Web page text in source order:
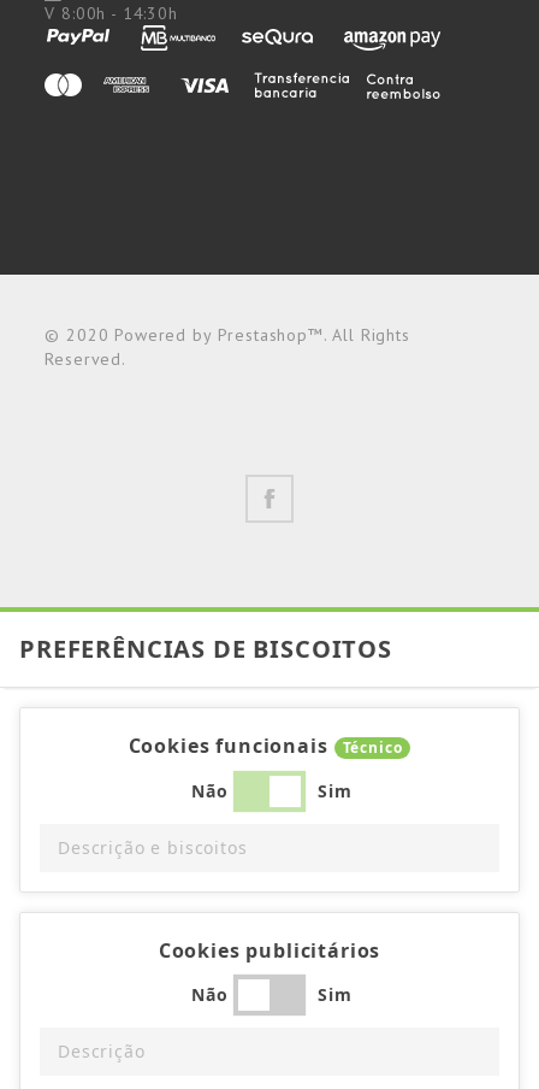
V 8:00h - 14:30h
© 2020 Powered by Prestashop™. All Rights
Reserved.
PREFERÊNCIAS DE BISCOITOS
Cookies funcionais Técnico
Não Sim
Descrição e biscoitos
Cookies publicitários
Não Sim
Descrição